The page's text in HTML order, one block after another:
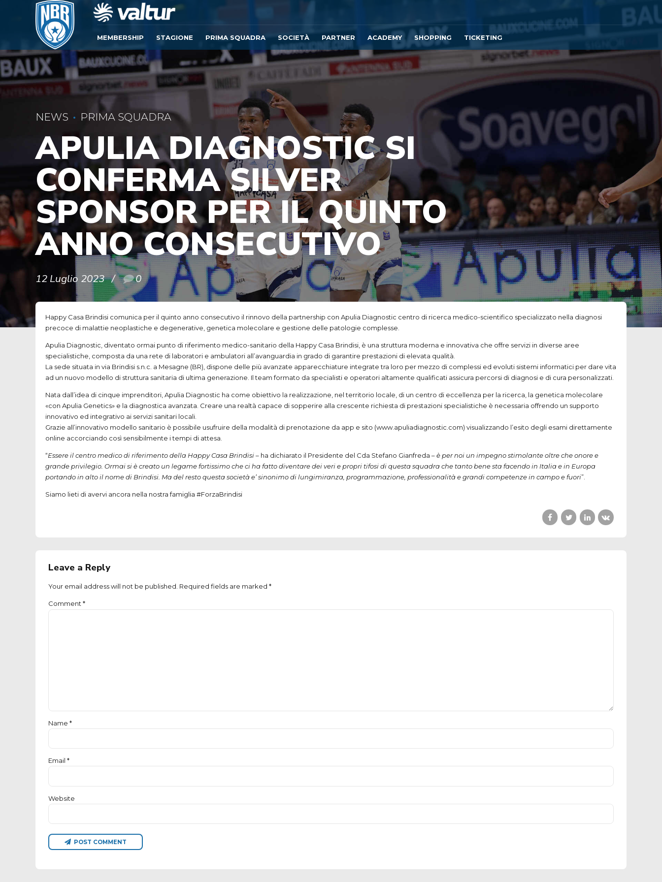
MEMBERSHIP STAGIONE PRIMA SQUADRA SOCIETÀ PARTNER ACADEMY SHOPPING TICKETING
NEWS PRIMA SQUADRA
APULIA DIAGNOSTIC SI
CONFERMA SILVER
SPONSOR PER IL QUINTO
ANNO CONSECUTIVO
12 Luglio 2023 0
Happy Casa Brindisi comunica per il quinto anno consecutivo il rinnovo della partnership con Apulia Diagnostic centro di ricerca medico-scientifico specializzato nella diagnosi
precoce di malattie neoplastiche e degenerative, genetica molecolare e gestione delle patologie complesse.
Apulia Diagnostic, diventato ormai punto di riferimento medico-sanitario della Happy Casa Brindisi, è una struttura moderna e innovativa che offre servizi in diverse aree
specialistiche, composta da una rete di laboratori e ambulatori all’avanguardia in grado di garantire prestazioni di elevata qualità.
La sede situata in via Brindisi s.n.c. a Mesagne (BR), dispone delle più avanzate apparecchiature integrate tra loro per mezzo di complessi ed evoluti sistemi informatici per dare vita
ad un nuovo modello di struttura sanitaria di ultima generazione. Il team formato da specialisti e operatori altamente qualificati assicura percorsi di diagnosi e di cura personalizzati.
Nata dall’idea di cinque imprenditori, Apulia Diagnostic ha come obiettivo la realizzazione, nel territorio locale, di un centro di eccellenza per la ricerca, la genetica molecolare
«con Apulia Genetics» e la diagnostica avanzata. Creare una realtà capace di sopperire alla crescente richiesta di prestazioni specialistiche è necessaria offrendo un supporto
innovativo ed integrativo ai servizi sanitari locali.
Grazie all’innovativo modello sanitario è possibile usufruire della modalità di prenotazione da app e sito (www.apuliadiagnostic.com) visualizzando l’esito degli esami direttamente
online accorciando così sensibilmente i tempi di attesa.
“Essere il centro medico di riferimento della Happy Casa Brindisi– ha dichiarato il Presidente del Cda Stefano Gianfreda –è per noi un impegno stimolante oltre che onore e
grande privilegio. Ormai si è creato un legame fortissimo che ci ha fatto diventare dei veri e propri tifosi di questa squadra che tanto bene sta facendo in Italia e in Europa
portando in alto il nome di Brindisi. Ma del resto questa società e’ sinonimo di lungimiranza, programmazione, professionalità e grandi competenze in campo e fuori”.
Siamo lieti di avervi ancora nella nostra famiglia #ForzaBrindisi
Leave a Reply
Your email address will not be published. Required fields are marked *
Comment *
Name *
Email *
Website
POST COMMENT